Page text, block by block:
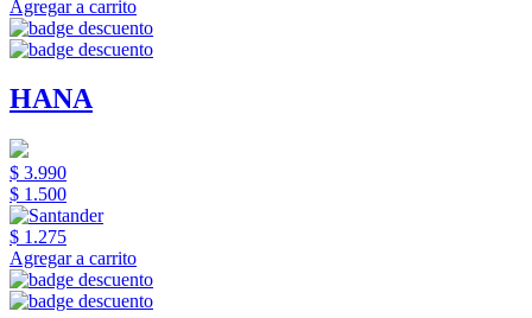
Agregar a carrito
HANA
$ 3.990
$ 1.500
$ 1.275
Agregar a carrito